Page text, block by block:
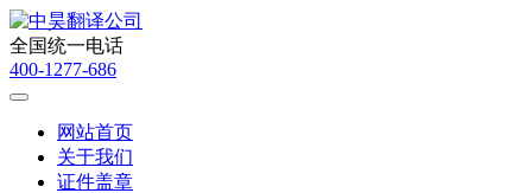
全国统一电话
400-1277-686
网站首页
关于我们
证件盖章